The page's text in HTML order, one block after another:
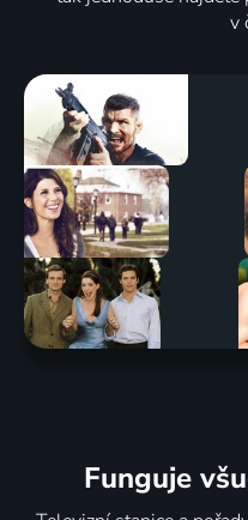
v
Funguje